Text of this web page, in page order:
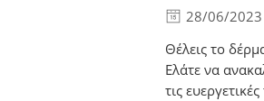
28/06/2023
Θέλεις το
Ελάτε να
τις